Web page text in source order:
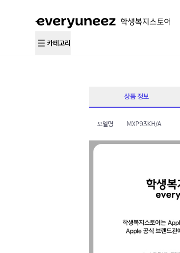
카테고리
상품 정보
모델명 MXP93KH/A